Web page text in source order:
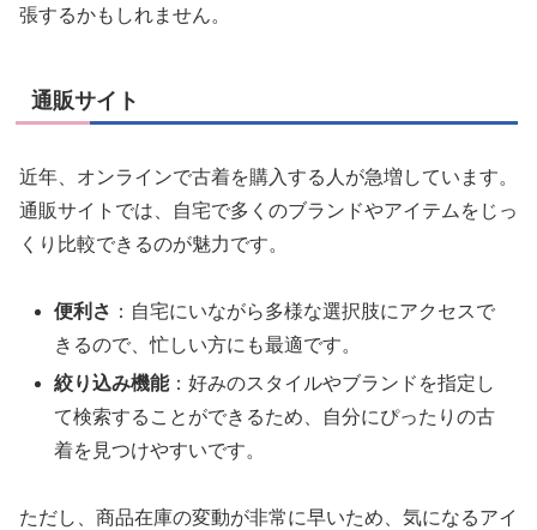
張するかもしれません。
通販サイト
近年、オンラインで古着を購入する人が急増しています。
通販サイトでは、自宅で多くのブランドやアイテムをじっ
くり比較できるのが魅力です。
便利さ ：自宅にいながら多様な選択肢にアクセスで
きるので、忙しい方にも最適です。
絞り込み機能：好みのスタイルやブランドを指定し
て検索することができるため、自分にぴったりの古
着を見つけやすいです。
ただし、商品在庫の変動が非常に早いため、気になるアイ